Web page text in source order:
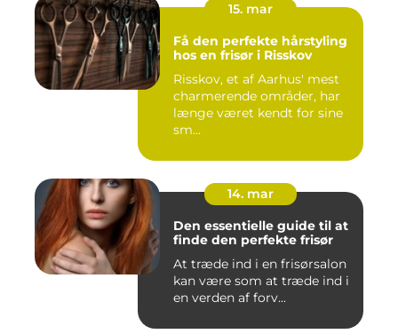
15. mar
Få den perfekte hårstyling
hos en frisør i Risskov
Risskov, et af Aarhus' mest
charmerende områder, har
længe været kendt for sine
sm...
14. mar
Den essentielle guide til at
finde den perfekte frisør
At træde ind i en frisørsalon
kan være som at træde ind i
en verden af forv...